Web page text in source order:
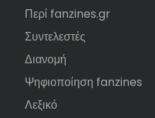
Περί fanzines.gr
Συντελεστές
Διανομή
Ψηφιοποίηση fanzines
Λεξικό